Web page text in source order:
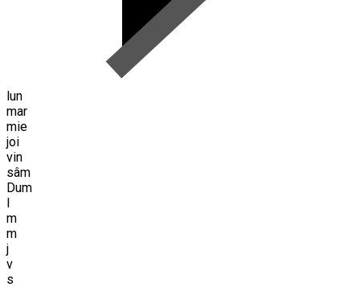
lun
mar
mie
joi
vin
sâm
Dum
l
m
m
j
v
s